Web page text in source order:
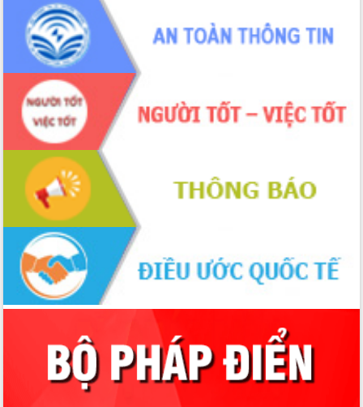
Quyết liệt tháo gỡ vướng mắc, đẩy
nhanh tiến độ các dự án trọng điểm
trong Khu kinh tế Nam Phú Yên
Hòn Yến phát triển du lịch gắn với bảo
tồn biển
Lấy ý kiến điều chỉnh Quy hoạch tỉnh
Đắk Lắk thời kỳ 2021-2030, tầm nhìn
đến năm 2050
Phát động chiến dịch 30 ngày đêm
giải phóng mặt bằng Tuyến đường bộ
ven biển
Đắk Lắk nỗ lực thúc đẩy tăng trưởng
kinh tế từ 10% trở lên trong Quý
II/2026
Đắk Lắk ký kết thỏa thuận hợp tác về
chuyển đổi số giai đoạn 2026 – 2030
với Tập đoàn Bưu chính Viễn thông
Thứ trưởng Bộ Y tế làm việc với tỉnh
Đắk Lắk về phát triển nhân lực y tế
cho trạm y tế cấp xã
Du lịch Đắk Lắk nâng tầm trải nghiệm